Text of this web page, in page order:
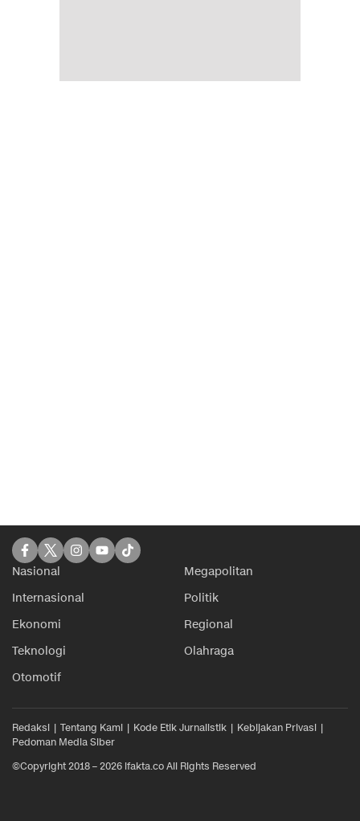
Nasional
Megapolitan
Internasional
Politik
Ekonomi
Regional
Teknologi
Olahraga
Otomotif
Redaksi Tentang Kami Kode Etik Jurnalistik
Kebijakan Privasi
Pedoman Media Siber
©Copyright 2018 – 2026 ifakta.co All Rights Reserved